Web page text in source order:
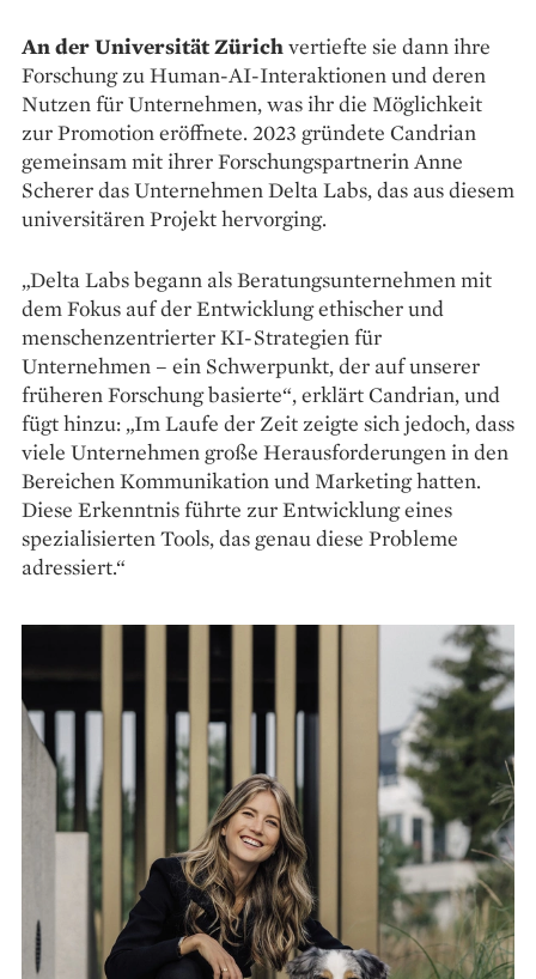
An der Universität Zürichvertiefte sie dann ihre
Forschung zu Human-AI-Interaktionen und deren
Nutzen für Unternehmen, was ihr die Möglichkeit
zur Promotion eröffnete. 2023 gründete Candrian
gemeinsam mit ihrer Forschungspartnerin Anne
Scherer das Unternehmen Delta Labs, das aus diesem
universitären Projekt hervorging.
„Delta Labs begann als Be­ratungsunternehmen mit
dem Fokus auf der Entwicklung ethischer und
menschenzentrierter KI-Strategien für
Unternehmen – ein Schwerpunkt, der auf unserer
früheren Forschung basierte“, erklärt Candrian, und
fügt hinzu: „Im Laufe der Zeit zeigte sich jedoch, dass
viele Unter­nehmen große ­Herausforderungen in den
Bereichen Kommuni­kation und Marketing hatten.
Diese Erkenntnis führte zur Entwicklung ­eines
spezialisierten Tools, das genau diese Probleme
adressiert.“